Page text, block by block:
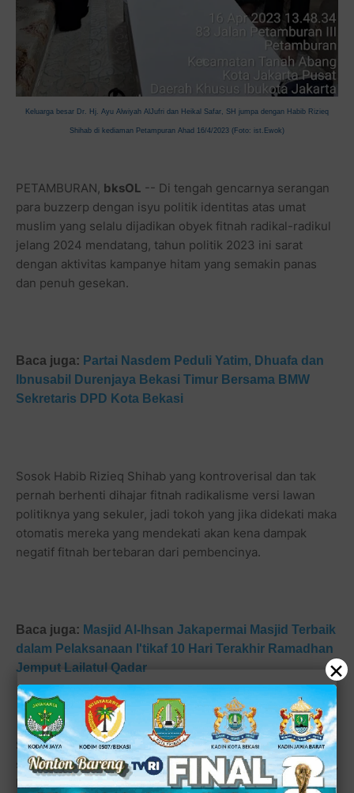
Keluarga besar Dr. Hj. Ayu Alwiyah AlJufri dan Heikal Safar, SH jumpa dengan Habib Rizieq
Shihab di kediaman Petampuran Ahad 16/4/2023 (Foto: ist.Ewok)
PETAMBURAN, bksOL -- Di tengah gencarnya serangan
para buzzerp dengan isyu politik identitas atas umat
muslim yang selalu dijadikan obyek fitnah radikal-radikul
jelang 2024 mendatang, tahun politik 2023 ini sarat
dengan aktivitas kampanye hitam yang semakin panas
dan penuh gesekan.
Baca juga: Partai Nasdem Peduli Yatim, Dhuafa dan
Ibnusabil Durenjaya Bekasi Timur Bersama BMW
Sekretaris DPD Kota Bekasi
Sosok Habib Rizieq Shihab yang kontroverisal dan tak
pernah berhenti dihajar fitnah radikalisme versi lawan
politiknya yang sekuler, jadi tokoh yang jika didekati maka
otomatis mereka yang mendekati akan kena dampak
negatif fitnah bertebaran dari pembencinya.
Baca juga: Masjid Al-Ihsan Jakapermai Masjid Terbaik
dalam Pelaksanaan I'tikaf 10 Hari Terakhir Ramadhan
Jemput Lailatul Qadar
Sementara rakyat Indonesia yang terkotak-kotak namun
semakin cerdas sudah mulai bisa melihat mana yang jujur,
benar dan mana yang dusta lagi pembohong dan suka
×